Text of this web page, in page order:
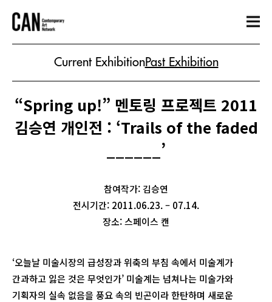
Current ExhibitionPast Exhibition
“Spring up!” 멘토링 프로젝트 2011
김승연 개인전 : ‘Trails of the faded
______’
참여작가: 김승연
전시기간: 2011.06.23. – 07.14.
장소: 스페이스 캔
‘오늘날 미술시장의 급성장과 위축의 부침 속에서 미술계가
간과하고 잃은 것은 무엇인가’ 미술계는 넘쳐나는 미술가와
기획자의 실속 없음을 풍요 속의 빈곤이라 한탄하며 새로운